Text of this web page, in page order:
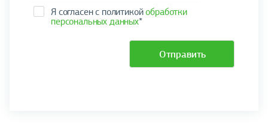
Я согласен с политикойобработки
персональных данных*
Отправить